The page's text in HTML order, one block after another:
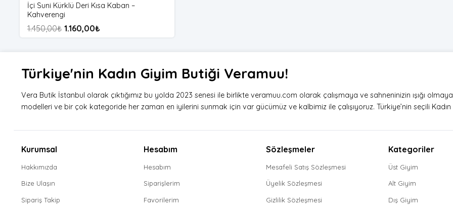
İçi Suni Kürklü Deri Kısa Kaban –
Kahverengi
1.450,00₺ 1.160,00₺
Türkiye'nin Kadın Giyim Butiği Veramuu!
Vera Butik İstanbul olarak çıktığımız bu yolda 2023 senesi ile birlikte veramuu.com olarak çalışmaya ve sahneninizin ışığı
modelleri ve bir çok kategoride her zaman en iyilerini sunmak için var gücümüz ve kalbimiz ile çalışıyoruz. Türkiye’nin seçili
Kurumsal
Hakkımızda
Bize Ulaşın
Sipariş Takip
Hesabım
Hesabım
Siparişlerim
Favorilerim
Sözleşmeler
Mesafeli Satış Sözleşmesi
Üyelik Sözleşmesi
Gizlilik Sözleşmesi
Kategoriler
Üst Giyim
Alt Giyim
Dış Giyim